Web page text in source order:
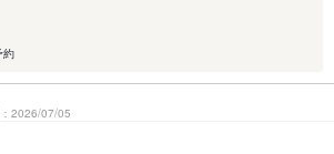
約
2026/07/05